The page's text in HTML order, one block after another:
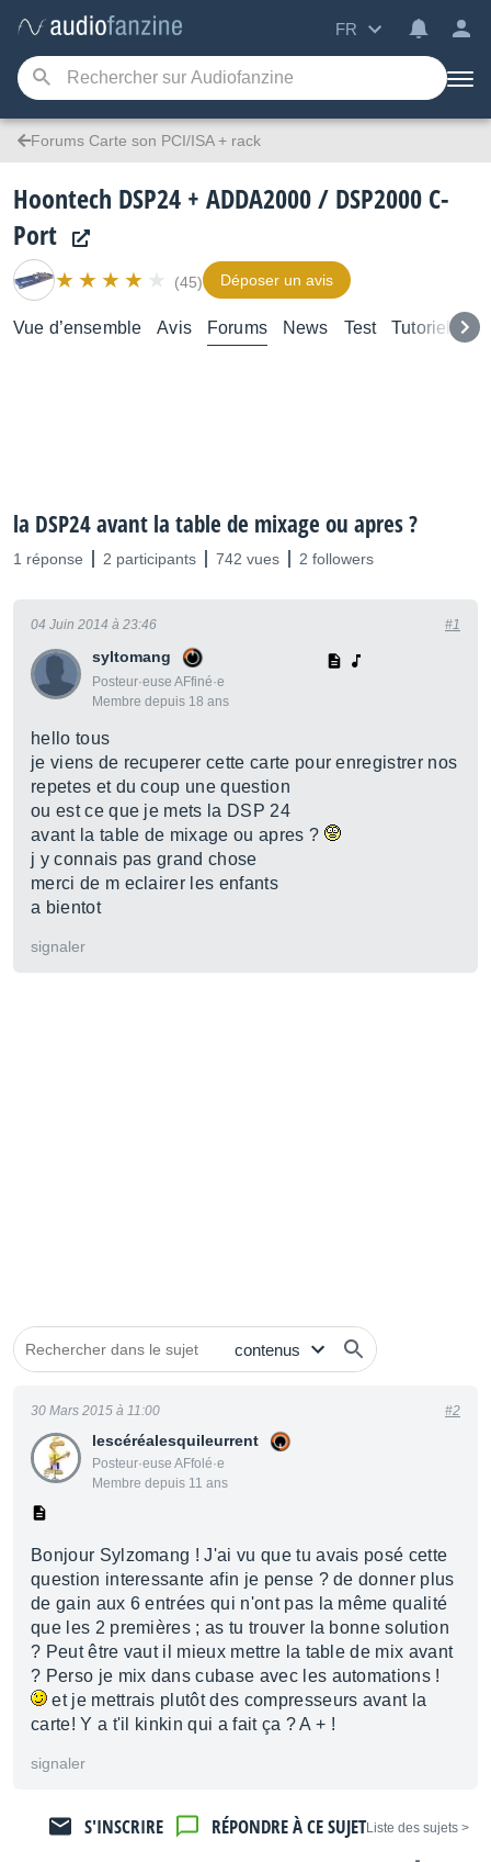
FR
Forums Carte son PCI/ISA + rack
Hoontech DSP24 + ADDA2000 / DSP2000 C-
Port
(45) Déposer un avis
Vue d’ensemble Avis Forums News Test Tutoriels
la DSP24 avant la table de mixage ou apres ?
1 réponse 2 participants 742 vues 2 followers
syltomang
Posteur·euse AFfiné·e
Membre depuis 18 ans
04 Juin 2014 à 23:46 #1
hello tous
je viens de recuperer cette carte pour enregistrer nos
repetes et du coup une question
ou est ce que je mets la DSP 24
avant la table de mixage ou apres ?
j y connais pas grand chose
merci de m eclairer les enfants
a bientot
signaler
lescéréalesquileurrent
Posteur·euse AFfolé·e
Membre depuis 11 ans
30 Mars 2015 à 11:00 #2
Bonjour Sylzomang ! J'ai vu que tu avais posé cette
question interessante afin je pense ? de donner plus
de gain aux 6 entrées qui n'ont pas la même qualité
que les 2 premières ; as tu trouver la bonne solution
? Peut être vaut il mieux mettre la table de mix avant
? Perso je mix dans cubase avec les automations !
et je mettrais plutôt des compresseurs avant la
carte! Y a t'il kinkin qui a fait ça ? A + !
signaler
< Liste des sujets
RÉPONDRE À CE SUJET
S'INSCRIRE